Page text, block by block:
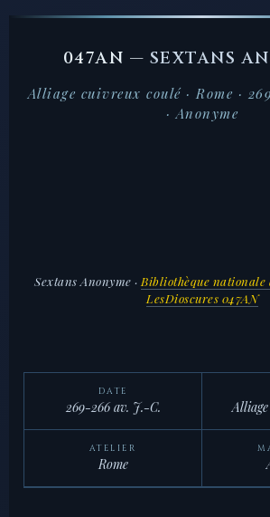
047AN — SEXTANS
Alliage cuivreux coulé · Rome ·
· Anonyme
Sextans Anonyme · Bibliothèque nationale
LesDioscures 047AN
DATE
269-266 av. J.-C.
ATELIER
Rome